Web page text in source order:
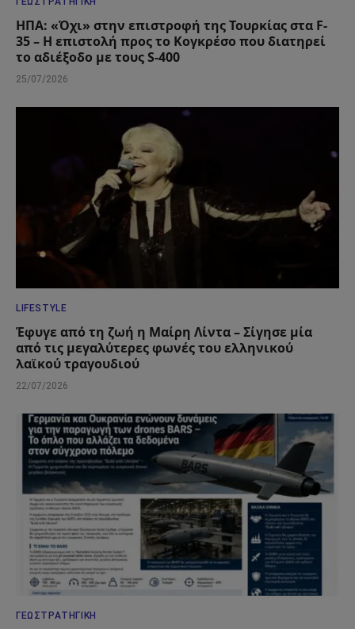
ΗΠΑ: «Όχι» στην επιστροφή της Τουρκίας στα F-
35 – Η επιστολή προς το Κογκρέσο που διατηρεί
το αδιέξοδο με τους S-400
25/07/2026
LIFESTYLE
Έφυγε από τη ζωή η Μαίρη Λίντα – Σίγησε μία
από τις μεγαλύτερες φωνές του ελληνικού
λαϊκού τραγουδιού
22/07/2026
ΓΕΩΣΤΡΑΤΗΓΙΚΉ